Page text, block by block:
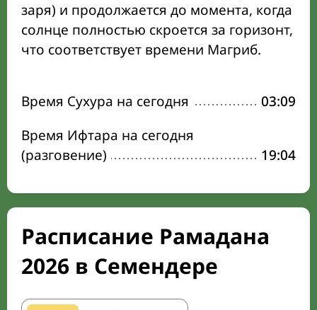
заря) и продолжается до момента, когда
солнце полностью скроется за горизонт,
что соответствует времени Магриб.
Время Сухура на сегодня
03:09
Время Ифтара на сегодня
(разговение)
19:04
Расписание Рамадана
2026 в Семендере